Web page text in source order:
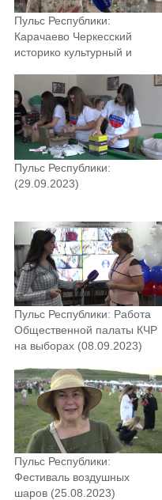
Пульс Республики:
Карачаево Черкесский
историко культурный и
заповедник(27.10.2023)
Пульс Республики:
(29.09.2023)
Пульс Республики: Работа
Общественной палаты КЧР
на выборах (08.09.2023)
Пульс Республики:
Фестиваль воздушных
шаров (25.08.2023)